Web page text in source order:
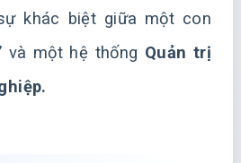
khác biệt giữa một con
và một hệ thống Quản trị